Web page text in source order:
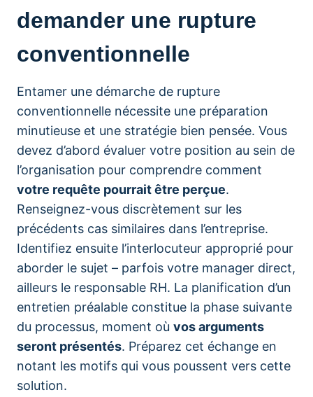
demander une rupture
conventionnelle
Entamer une démarche de rupture
conventionnelle nécessite une préparation
minutieuse et une stratégie bien pensée. Vous
devez d’abord évaluer votre position au sein de
l’organisation pour comprendre comment
votre requête pourrait être perçue.
Renseignez-vous discrètement sur les
précédents cas similaires dans l’entreprise.
Identifiez ensuite l’interlocuteur approprié pour
aborder le sujet – parfois votre manager direct,
ailleurs le responsable RH. La planification d’un
entretien préalable constitue la phase suivante
du processus, moment où vos arguments
seront présentés. Préparez cet échange en
notant les motifs qui vous poussent vers cette
solution.